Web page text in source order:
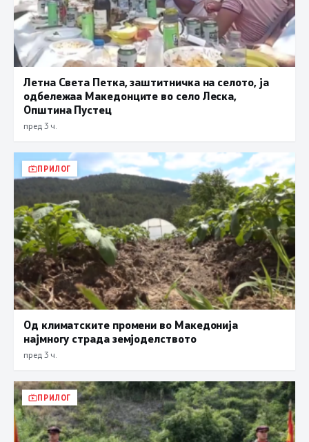
Летна Света Петка, заштитничка на селото, ја
одбележаа Македонците во село Леска,
Општина Пустец
пред 3 ч.
ПРИЛОГ
Од климатските промени во Македонија
најмногу страда земјоделството
пред 3 ч.
ПРИЛОГ